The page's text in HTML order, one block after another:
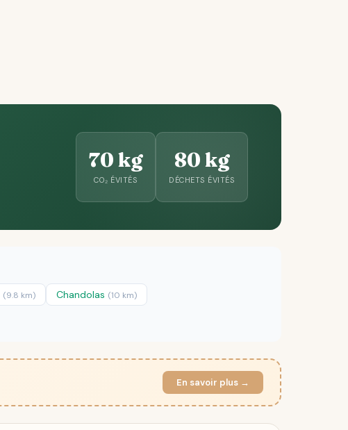
70 kg
CO₂ ÉVITÉS
80 kg
DÉCHETS ÉVITÉS
(9.8 km) Chandolas (10 km)
En savoir plus →